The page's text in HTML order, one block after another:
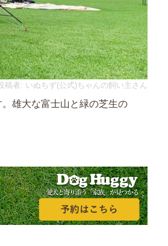
稿者: いぬちず(公式)ちゃんの飼い主さん
雄大な富士山と緑の芝生の